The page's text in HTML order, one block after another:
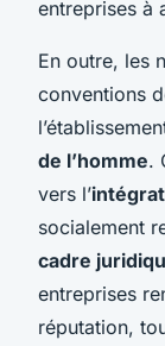
entreprises à
En outre, les
conventions
de l’homme.
vers l’
socialement
cadre
entreprises
réputation,